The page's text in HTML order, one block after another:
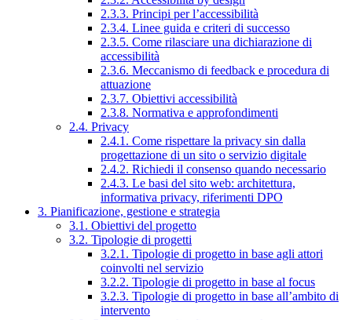
2.3.3. Principi per l’accessibilità
2.3.4. Linee guida e criteri di successo
2.3.5. Come rilasciare una dichiarazione di
accessibilità
2.3.6. Meccanismo di feedback e procedura di
attuazione
2.3.7. Obiettivi accessibilità
2.3.8. Normativa e approfondimenti
2.4. Privacy
2.4.1. Come rispettare la privacy sin dalla
progettazione di un sito o servizio digitale
2.4.2. Richiedi il consenso quando necessario
2.4.3. Le basi del sito web: architettura,
informativa privacy, riferimenti DPO
3. Pianificazione, gestione e strategia
3.1. Obiettivi del progetto
3.2. Tipologie di progetti
3.2.1. Tipologie di progetto in base agli attori
coinvolti nel servizio
3.2.2. Tipologie di progetto in base al focus
3.2.3. Tipologie di progetto in base all’ambito di
intervento